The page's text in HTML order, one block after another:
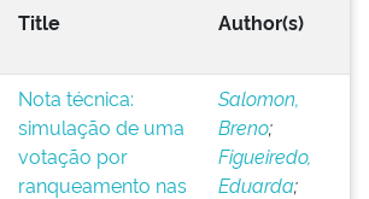
Title Author(s)
Nota técnica:
simulação de uma
votação por
ranqueamento nas
Salomon,
Breno;
Figueiredo,
Eduarda;